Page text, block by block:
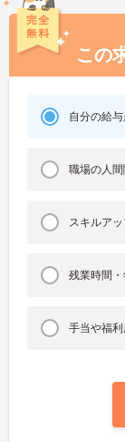
この
自分の給
職場の人
スキルア
残業時間
手当や福